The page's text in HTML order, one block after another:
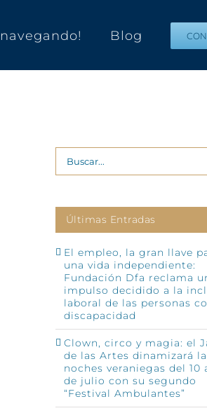
navegando! Blog
Buscar:
Últimas Entradas
El empleo, la gran llave
una vida independiente:
Fundación Dfa reclama
impulso decidido a la
laboral de las personas
discapacidad
Clown, circo y magia: el
de las Artes dinamizará
noches veraniegas del 10
de julio con su segundo
“Festival Ambulantes”